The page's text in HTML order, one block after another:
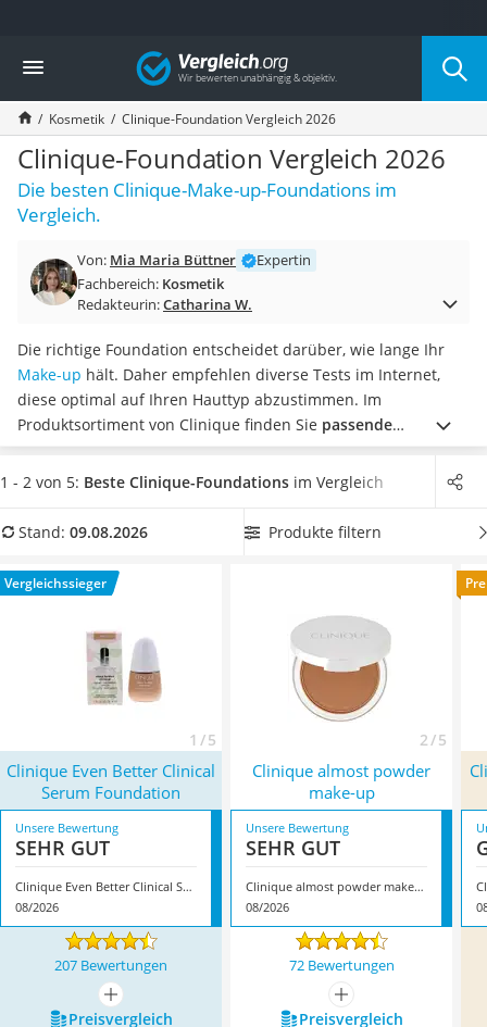
Die beliebtesten Vergleiche nach Kategorie
Drogerie
Inhalator
Haarschneider
Rollator
Braun Rasierer
Katzenklappe (Chip)
Rasierer
Massagepistole
Epilierer
Eiweißpulver
Magnesiumpräparat
Katzenklappe
Nackenmassagegerät
Zeckenschutz Katze
leichter Haartrockner
Philips-Sonicare-Zahnbürste
Schildkrötenhaus
Massagegerät
Service
Vergleich
Kosmetik Clinique-Foundation Vergleich 2026
Clinique-Foundation Vergleich 2026
Die besten Clinique-Make-up-Foundations im
Vergleich.
Von: Mia Maria Büttner
Expertin
Fachbereich: Kosmetik
Redakteurin:Catharina W.
Die richtige Foundation entscheidet darüber, wie lange Ihr
Make-up hält. Daher empfehlen diverse Tests im Internet,
diese optimal auf Ihren Hauttyp abzustimmen. Im
Produktsortiment von Clinique finden Sie passende
Grundierungen für normale bis hin zu schnell fettender
Haut. Wählen Sie jetzt eine Clinique-Foundation aus unserer
verfügt, umIhre Haut gleichzeitig vor schädlichen UV-
besonders das Modell
Foundation* mit seinen Eigenschaften.
1 - 2 von 5: Beste Clinique-Foundations im Vergleich
Stand: 09.08.2026 Produkte filtern
Vergleichssieger
1 / 5 2 / 5
Clinique Even Better Clinical
Serum Foundation
Clinique almost powder
make-up
Unsere Bewertung
SEHR GUT
Clinique Even Better Clinical Serum Foundation
08/2026
Unsere Bewertung
SEHR GUT
Clinique almost powder make-up
08/2026
207 Bewertungen 72 Bewertungen
mehr anzeigen
mehr anzeigen
Preis­vergleich
Preis­vergleich